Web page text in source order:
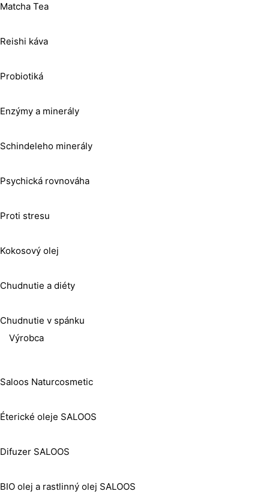
Matcha Tea
Reishi káva
Probiotiká
Enzýmy a minerály
Schindeleho minerály
Psychická rovnováha
Proti stresu
Kokosový olej
Chudnutie a diéty
Chudnutie v spánku
Výrobca
Saloos Naturcosmetic
Éterické oleje SALOOS
Difuzer SALOOS
BIO olej a rastlinný olej SALOOS